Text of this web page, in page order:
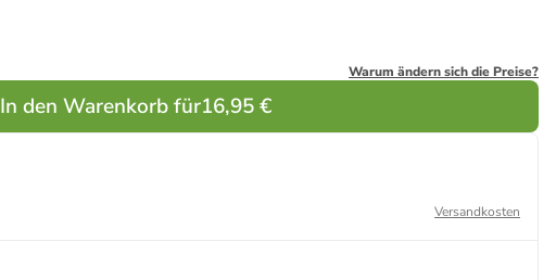
Warum ändern sich die Preise?
In den Warenkorb für16,95 €
Versandkosten